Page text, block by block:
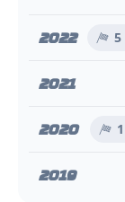
2022 5
2021
2020 1
2019